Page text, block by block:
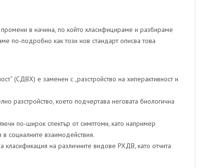
в начина, по който класифицираме и разбираме
по-подробно как този нов стандарт описва това
(СДВХ) е заменен с „разстройство на хиперактивност и
разстройство, което подчертава неговата биологична
по-широк спектър от симптоми, като например
социалните взаимодействия.
на различните видове РХДВ, като отчита